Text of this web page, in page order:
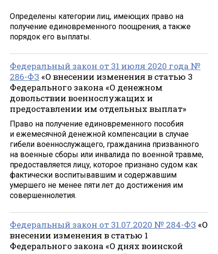
Определены категории лиц, имеющих право на
получение единовременного поощрения, а также
порядок его выплаты.
Федеральный закон от 31 июля 2020 года №
286-ФЗ «О внесении изменения в статью 3
Федерального закона «О денежном
довольствии военнослужащих и
предоставлении им отдельных выплат»
Право на получение единовременного пособия
и ежемесячной денежной компенсации в случае
гибели военнослужащего, гражданина призванного
на военные сборы или инвалида по военной травме,
предоставляется лицу, которое признано судом как
фактически воспитывавшим и содержавшим
умершего не менее пяти лет до достижения им
совершеннолетия.
Федеральный закон от 31.07.2020 № 284-ФЗ «О
внесении изменения в статью 1
Федерального закона «О днях воинской